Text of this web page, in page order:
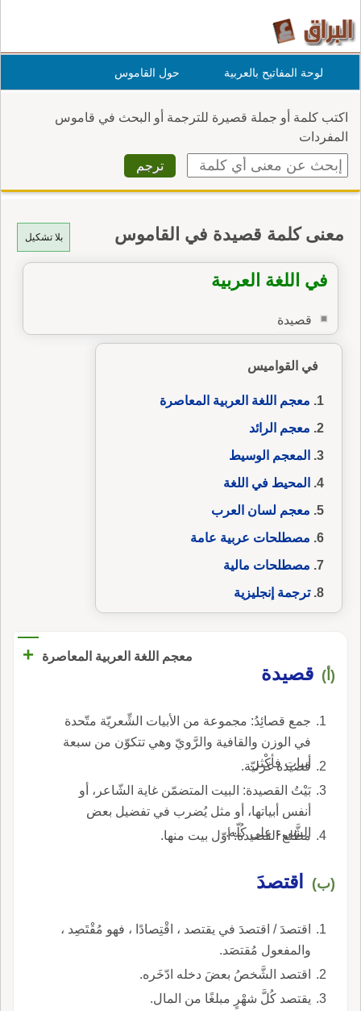
لوحة المفاتيح بالعربية حول القاموس
اكتب كلمة أو جملة قصيرة للترجمة أو البحث في قاموس
المفردات
بلا تشكيل معنى كلمة قصيدة في القاموس
في اللغة العربية
قصيدة
في القواميس
معجم اللغة العربية المعاصرة
معجم الرائد
المعجم الوسيط
المحيط في اللغة
معجم لسان العرب
مصطلحات عربية عامة
مصطلحات مالية
ترجمة إنجليزية
معجم اللغة العربية المعاصرة +
(أ) قصيدة
جمع قصائِدُ: مجموعة من الأبيات الشِّعريّة متّحدة
في الوزن والقافية والرَّويّ وهي تتكوّن من سبعة
أبيات فأكْثر.
قصيدة غزليّة.
بَيْتُ القصيدة: البيت المتضمّن غاية الشّاعر، أو
أنفس أبياتها، أو مثل يُضرب في تفضيل بعض
الشَّيء على كُلّه.
مطلع القصيدة: أوّل بيت منها.
(ب) اقتصدَ
اقتصدَ / اقتصدَ في يقتصد ، اقْتِصادًا ، فهو مُقْتَصِد ،
والمفعول مُقتصَد.
اقتصد الشَّخصُ بعضَ دخله ادّخَره.
يقتصد كُلَّ شهْرٍ مبلغًا من المال.